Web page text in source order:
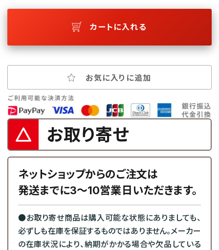
カートに入れる
お気に入りに追加
お取り寄せ
ネットショップからのご注文は
発送までに3～10営業日いただきます。
●お取り寄せ商品は購入可能な状態にありましても、
必ずしも在庫を保証するものではありません。メーカー
の在庫状況により、納期がかかる場合や欠品している